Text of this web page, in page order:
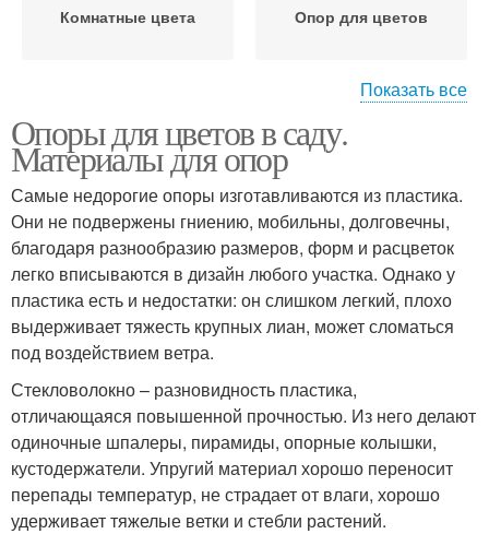
Комнатные цвета Опор для цветов
Опоры для растений Оригинальные опоры
Опоры для вьющихся
растений
Опор для вьющихся
растений
Показать все
Опоры для цветов в саду.
Материалы для опор
Самые недорогие опоры изготавливаются из пластика.
Они не подвержены гниению, мобильны, долговечны,
благодаря разнообразию размеров, форм и расцветок
легко вписываются в дизайн любого участка. Однако у
пластика есть и недостатки: он слишком легкий, плохо
выдерживает тяжесть крупных лиан, может сломаться
под воздействием ветра.
Стекловолокно – разновидность пластика,
отличающаяся повышенной прочностью. Из него делают
одиночные шпалеры, пирамиды, опорные колышки,
кустодержатели. Упругий материал хорошо переносит
перепады температур, не страдает от влаги, хорошо
удерживает тяжелые ветки и стебли растений.